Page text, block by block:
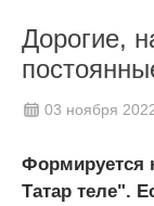
Дорогие,
03 ноября
Формируется
Татар теле".